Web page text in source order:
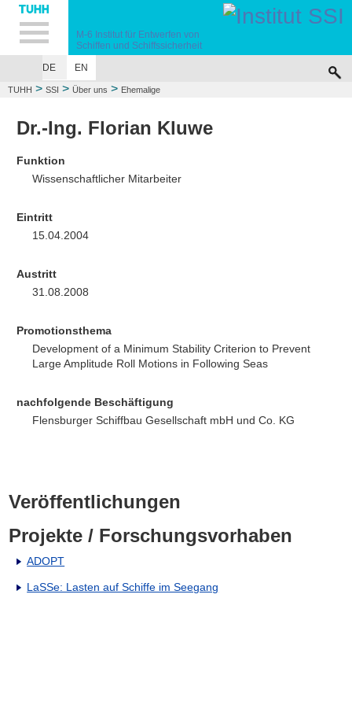
Hauptnavigation
Unternavigation
Inhalt
Suche
M-6 Institut für Entwerfen von
Schiffen und Schiffssicherheit
DE
EN
TUHH > SSI > Über uns > Ehemalige
Dr.-Ing. Florian Kluwe
Funktion
Wissenschaftlicher Mitarbeiter
Eintritt
15.04.2004
Austritt
31.08.2008
Promotionsthema
Development of a Minimum Stability Criterion to Prevent
Large Amplitude Roll Motions in Following Seas
nachfolgende Beschäftigung
Flensburger Schiffbau Gesellschaft mbH und Co. KG
Veröffentlichungen
Projekte / Forschungsvorhaben
ADOPT
LaSSe: Lasten auf Schiffe im Seegang